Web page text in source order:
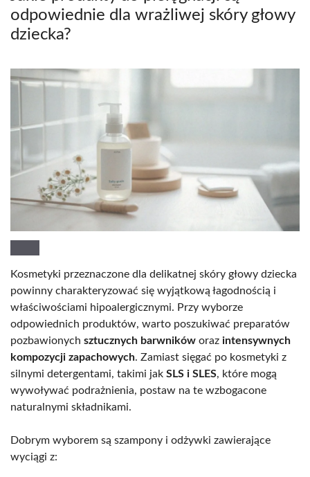
odpowiednie dla wrażliwej skóry głowy
dziecka?
Kosmetyki przeznaczone dla delikatnej skóry głowy dziecka
powinny charakteryzować się wyjątkową łagodnością i
właściwościami hipoalergicznymi. Przy wyborze
odpowiednich produktów, warto poszukiwać preparatów
pozbawionych sztucznych barwników oraz intensywnych
kompozycji zapachowych. Zamiast sięgać po kosmetyki z
silnymi detergentami, takimi jak SLS i SLES, które mogą
wywoływać podrażnienia, postaw na te wzbogacone
naturalnymi składnikami.
Dobrym wyborem są szampony i odżywki zawierające
wyciągi z: